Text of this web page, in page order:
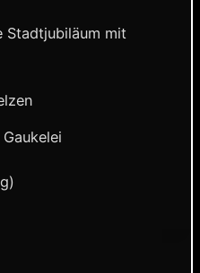
Stadtjubiläum mit